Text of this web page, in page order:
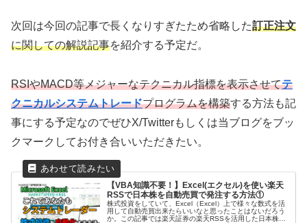
次回は今回の記事で長くなりすぎたため省略した訂正注文
に関しての解説記事を紹介する予定だ。
RSIやMACD等メジャーなテクニカル指標を表示させてテ
クニカルシステムトレードプログラムを構築する方法も記
事にする予定なのでぜひX/Twitterもしくは当ブログをブッ
クマークしてお付き合いいただきたい。
【VBA知識不要！】Excel(エクセル)を使い楽天
RSSで日本株を自動売買で発注する方法①
株式投資をしていて、Excel（Excel）上で様々な数式を活
用して自動売買出来たらいいなと思ったことはないだろう
か。この記事では楽天証券の楽天RSSを活用した日本株の